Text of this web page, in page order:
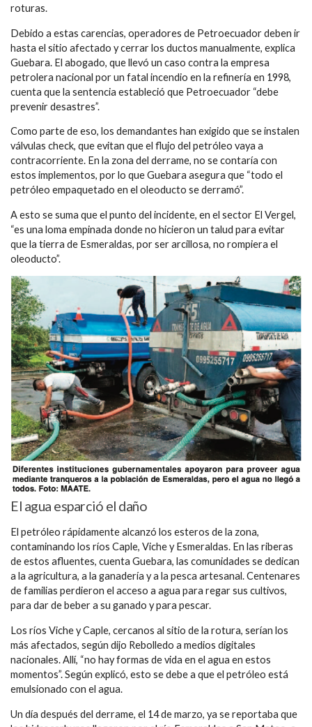
roturas.
Debido a estas carencias, operadores de Petroecuador deben ir
hasta el sitio afectado y cerrar los ductos manualmente, explica
Guebara. El abogado, que llevó un caso contra la empresa
petrolera nacional por un fatal incendio en la refinería en 1998,
cuenta que la sentencia estableció que Petroecuador “debe
prevenir desastres”.
Como parte de eso, los demandantes han exigido que se instalen
válvulas check, que evitan que el flujo del petróleo vaya a
contracorriente. En la zona del derrame, no se contaría con
estos implementos, por lo que Guebara asegura que “todo el
petróleo empaquetado en el oleoducto se derramó”.
A esto se suma que el punto del incidente, en el sector El Vergel,
“es una loma empinada donde no hicieron un talud para evitar
que la tierra de Esmeraldas, por ser arcillosa, no rompiera el
oleoducto”.
El agua esparció el daño
El petróleo rápidamente alcanzó los esteros de la zona,
contaminando los ríos Caple, Viche y Esmeraldas. En las riberas
de estos afluentes, cuenta Guebara, las comunidades se dedican
a la agricultura, a la ganadería y a la pesca artesanal. Centenares
de familias perdieron el acceso a agua para regar sus cultivos,
para dar de beber a su ganado y para pescar.
Los ríos Viche y Caple, cercanos al sitio de la rotura, serían los
más afectados, según dijo Rebolledo a medios digitales
nacionales. Allí, “no hay formas de vida en el agua en estos
momentos”. Según explicó, esto se debe a que el petróleo está
emulsionado con el agua.
Un día después del derrame, el 14 de marzo, ya se reportaba que